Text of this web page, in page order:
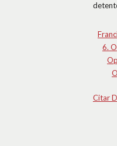
6.
Citar